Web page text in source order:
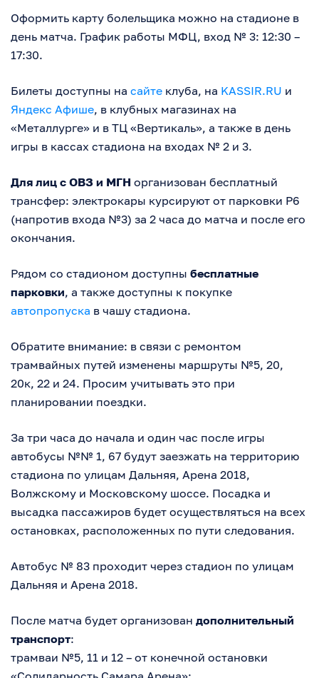
Оформить карту болельщика можно на стадионе в
день матча. График работы МФЦ, вход № 3: 12:30 –
17:30.
Билеты доступны на сайте клуба, на KASSIR.RU и
Яндекс Афише, в клубных магазинах на
«Металлурге» и в ТЦ «Вертикаль», а также в день
игры в кассах стадиона на входах № 2 и 3.
Для лиц с ОВЗ и МГН организован бесплатный
трансфер: электрокары курсируют от парковки P6
(напротив входа №3) за 2 часа до матча и после его
окончания.
Рядом со стадионом доступны бесплатные
парковки, а также доступны к покупке
автопропуска в чашу стадиона.
Обратите внимание: в связи с ремонтом
трамвайных путей изменены маршруты №5, 20,
20к, 22 и 24. Просим учитывать это при
планировании поездки.
За три часа до начала и один час после игры
автобусы №№ 1, 67 будут заезжать на территорию
стадиона по улицам Дальняя, Арена 2018,
Волжскому и Московскому шоссе. Посадка и
высадка пассажиров будет осуществляться на всех
остановках, расположенных по пути следования.
Автобус № 83 проходит через стадион по улицам
Дальняя и Арена 2018.
После матча будет организован дополнительный
транспорт:
трамваи №5, 11 и 12 – от конечной остановки